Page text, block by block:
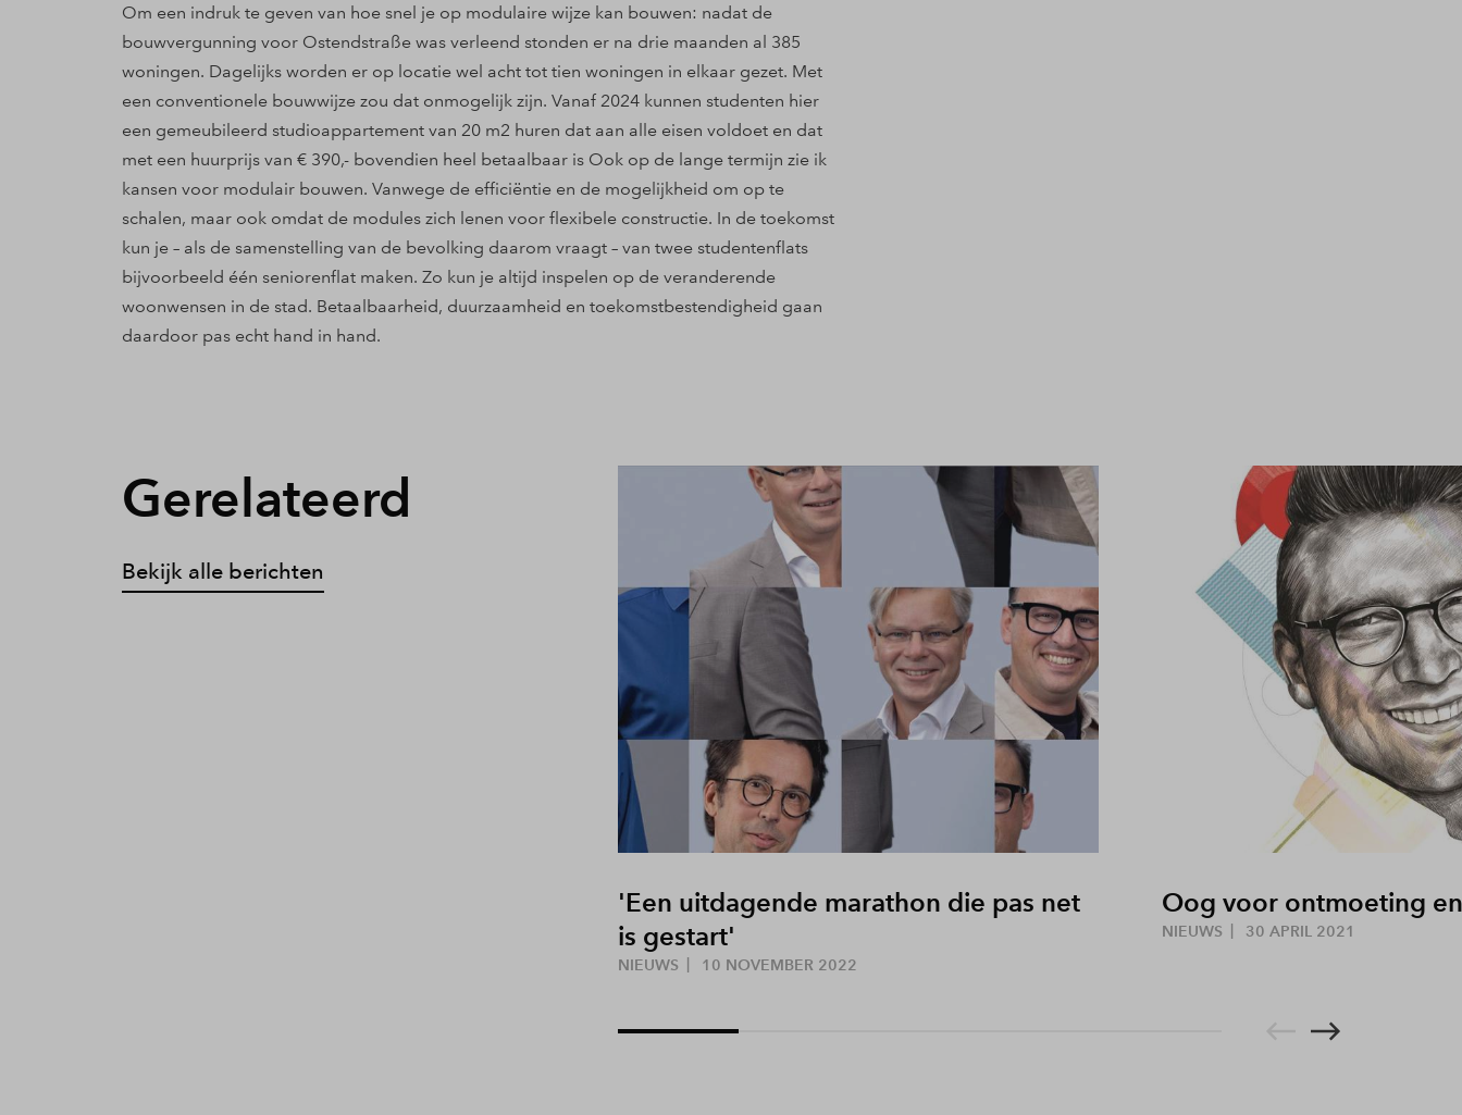
Om een indruk te geven van hoe snel je op modulaire wijze kan bouwen: nadat de
bouwvergunning voor Ostendstraße was verleend stonden er na drie maanden al 385
woningen. Dagelijks worden er op locatie wel acht tot tien woningen in elkaar gezet. Met
een conventionele bouwwijze zou dat onmogelijk zijn. Vanaf 2024 kunnen studenten hier
een gemeubileerd studioappartement van 20 m2 huren dat aan alle eisen voldoet en dat
met een huurprijs van € 390,- bovendien heel betaalbaar is Ook op de lange termijn zie ik
kansen voor modulair bouwen. Vanwege de efficiëntie en de mogelijkheid om op te
schalen, maar ook omdat de modules zich lenen voor flexibele constructie. In de toekomst
kun je – als de samenstelling van de bevolking daarom vraagt – van twee studentenflats
bijvoorbeeld één seniorenflat maken. Zo kun je altijd inspelen op de veranderende
woonwensen in de stad. Betaalbaarheid, duurzaamheid en toekomstbestendigheid gaan
daardoor pas echt hand in hand.
Gerelateerd
Bekijk alle berichten
'Een uitdagende marathon die pas net
is gestart'
NIEUWS 10 NOVEMBER 2022
Oog voor ontmoeting
NIEUWS 30 APRIL 2021